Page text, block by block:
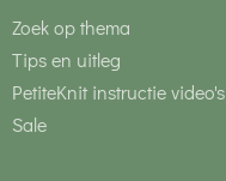
Zoek op thema
Tips en uitleg
PetiteKnit instructie video's
Sale